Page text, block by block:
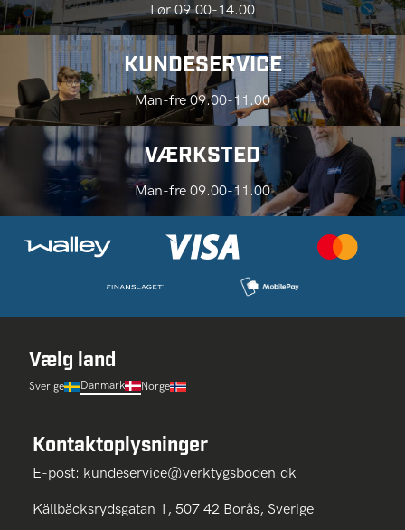
Lør 09.00-14.00
KUNDESERVICE
Man-fre 09.00-11.00
VÆRKSTED
Man-fre 09.00-11.00
Vælg land
Sverige Danmark Norge
Kontaktoplysninger
E-post: kundeservice@verktygsboden.dk
Källbäcksrydsgatan 1, 507 42 Borås, Sverige